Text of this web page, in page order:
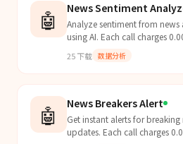
🤖 News Sentiment
Analyze sentiment from news
using AI. Each call charges
25下载 数据分析
🤖 News Breakers Alert
Get instant alerts for
updates. Each call charges